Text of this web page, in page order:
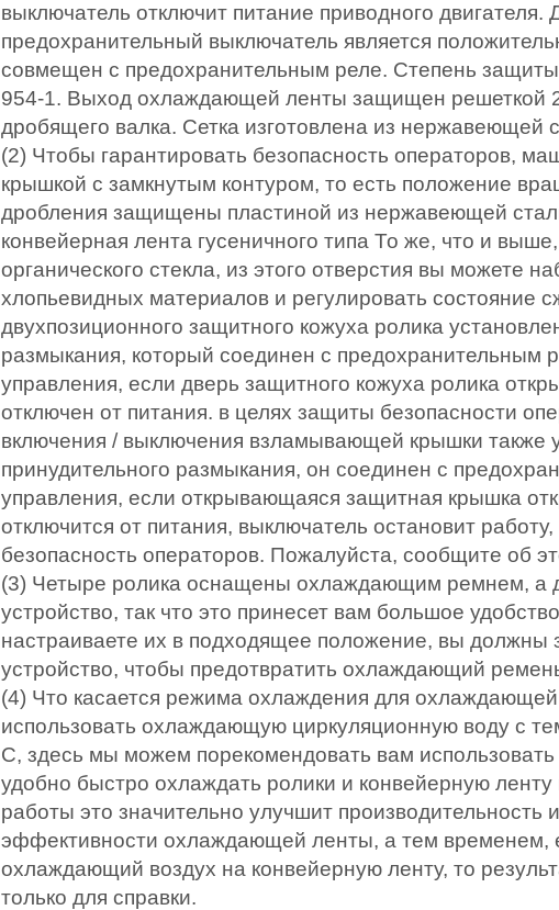
выключатель отключит питание приводного двигателя.
предохранительный выключатель является
совмещен с предохранительным реле. Степень
954-1. Выход охлаждающей ленты защищен решеткой
дробящего валка. Сетка изготовлена ​​из нержавеющей
(2) Чтобы гарантировать безопасность операторов,
крышкой с замкнутым контуром, то есть положение
дробления защищены пластиной из нержавеющей
конвейерная лента гусеничного типа То же, что и
органического стекла, из этого отверстия вы можете
хлопьевидных материалов и регулировать состояние
двухпозиционного защитного кожуха ролика
размыкания, который соединен с предохранительным
управления, если дверь защитного кожуха ролика
отключен от питания. в целях защиты безопасности
включения / выключения взламывающей крышки также
принудительного размыкания, он соединен с
управления, если открывающаяся защитная крышка
отключится от питания, выключатель остановит
безопасность операторов. Пожалуйста, сообщите об
(3) Четыре ролика оснащены охлаждающим ремнем, а
устройство, так что это принесет вам большое
настраиваете их в подходящее положение, вы должны
устройство, чтобы предотвратить охлаждающий
(4) Что касается режима охлаждения для
использовать охлаждающую циркуляционную воду с
C, здесь мы можем порекомендовать вам
удобно быстро охлаждать ролики и конвейерную ленту
работы это значительно улучшит производительность
эффективности охлаждающей ленты, а тем временем,
охлаждающий воздух на конвейерную ленту, то
только для справки.